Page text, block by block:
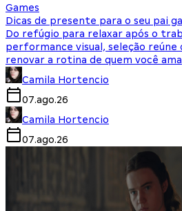
Games
Dicas de presente para o seu pai
Do refúgio para relaxar após o
performance visual, seleção reúne
renovar a rotina de quem você ama
Camila Hortencio
07.ago.26
Camila Hortencio
07.ago.26